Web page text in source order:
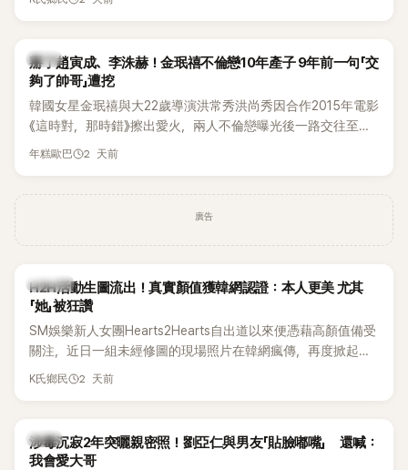
韓星
掰了趙寅成、李洙赫！金珉禧不倫戀10年產子 9年前一句「交
夠了帥哥」遭挖
韓國女星金珉禧與大22歲導演洪常秀洪尚秀因合作2015年電影
《這時對，那時錯》擦出愛火，兩人不倫戀曝光後一路交往至
今，戀情已持續近10年，並於去年迎來兩人的兒子。金珉禧也
一句台詞卻突然被韓網翻出，意外再度掀起熱議。
年糕歐巴 2 天前
廣告
K-POP
H2H活動生圖流出！真實顏值獲韓網認證：本人更美 尤其
「她」被狂讚
SM娛樂新人女團Hearts2Hearts自出道以來便憑藉高顏值備受
關注，近日一組未經修圖的現場照片在韓網瘋傳，再度掀起熱
烈討論，不少看過本人的網友更直呼：「真人比照片還漂亮！」
K氏鄉民 2 天前
韓星
涉毒沉寂2年突曬親密照！劉亞仁與男友「貼臉嘟嘴」 還喊：
我會愛大哥